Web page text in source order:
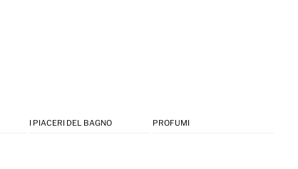
I PIACERI DEL BAGNO PROFUMI